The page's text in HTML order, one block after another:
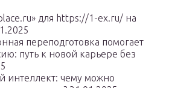
для https://1-ex.ru/ на
переподготовка помогает
путь к новой карьере без
интеллект: чему можно